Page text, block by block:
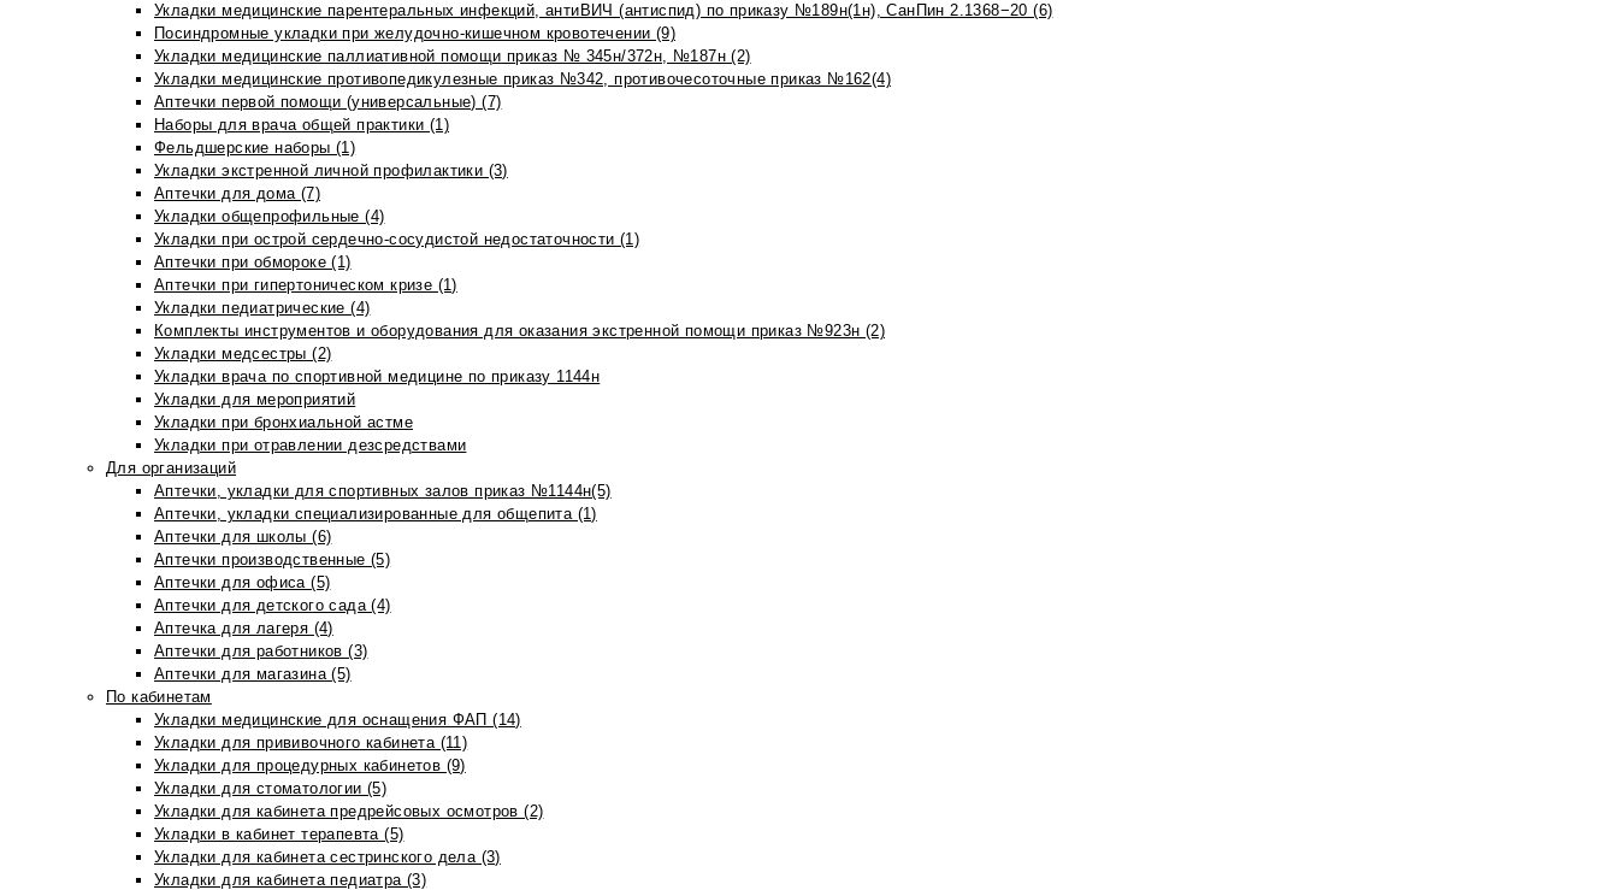
Укладки медицинские парентеральных инфекций, антиВИЧ (антиспид) по приказу №189н(1н), СанПин 2.1368−20 (6)
Посиндромные укладки при желудочно-кишечном кровотечении (9)
Укладки медицинские паллиативной помощи приказ № 345н/372н, №187н (2)
Укладки медицинские противопедикулезные приказ №342, противочесоточные приказ №162(4)
Аптечки первой помощи (универсальные) (7)
Наборы для врача общей практики (1)
Фельдшерские наборы (1)
Укладки экстренной личной профилактики (3)
Аптечки для дома (7)
Укладки общепрофильные (4)
Укладки при острой сердечно-сосудистой недостаточности (1)
Аптечки при обмороке (1)
Аптечки при гипертоническом кризе (1)
Укладки педиатрические (4)
Комплекты инструментов и оборудования для оказания экстренной помощи приказ №923н (2)
Укладки медсестры (2)
Укладки врача по спортивной медицине по приказу 1144н
Укладки для мероприятий
Укладки при бронхиальной астме
Укладки при отравлении дезсредствами
Для организаций
Аптечки, укладки для спортивных залов приказ №1144н(5)
Аптечки, укладки специализированные для общепита (1)
Аптечки для школы (6)
Аптечки производственные (5)
Аптечки для офиса (5)
Аптечки для детского сада (4)
Аптечка для лагеря (4)
Аптечки для работников (3)
Аптечки для магазина (5)
По кабинетам
Укладки медицинские для оснащения ФАП (14)
Укладки для прививочного кабинета (11)
Укладки для процедурных кабинетов (9)
Укладки для стоматологии (5)
Укладки для кабинета предрейсовых осмотров (2)
Укладки в кабинет терапевта (5)
Укладки для кабинета сестринского дела (3)
Укладки для кабинета педиатра (3)